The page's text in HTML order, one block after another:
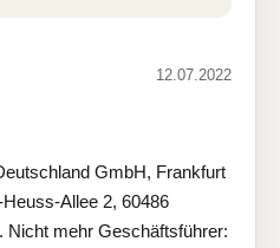
12.07.2022
GmbH, Frankfurt
Allee 2, 60486
Nicht mehr Geschäftsführer: